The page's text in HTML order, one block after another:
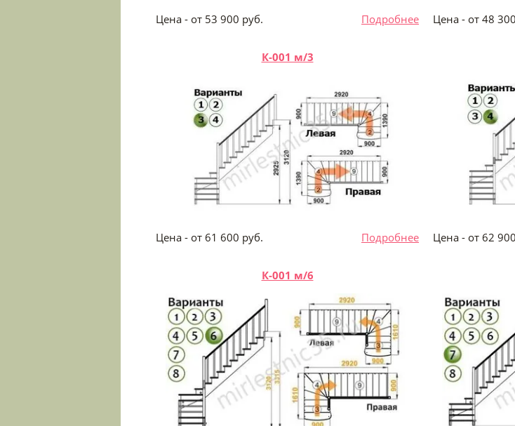
Цена - от 53 900 руб. Подробнее Цена -
К-001 м/3
Цена - от 61 600 руб. Подробнее Цена -
К-001 м/6